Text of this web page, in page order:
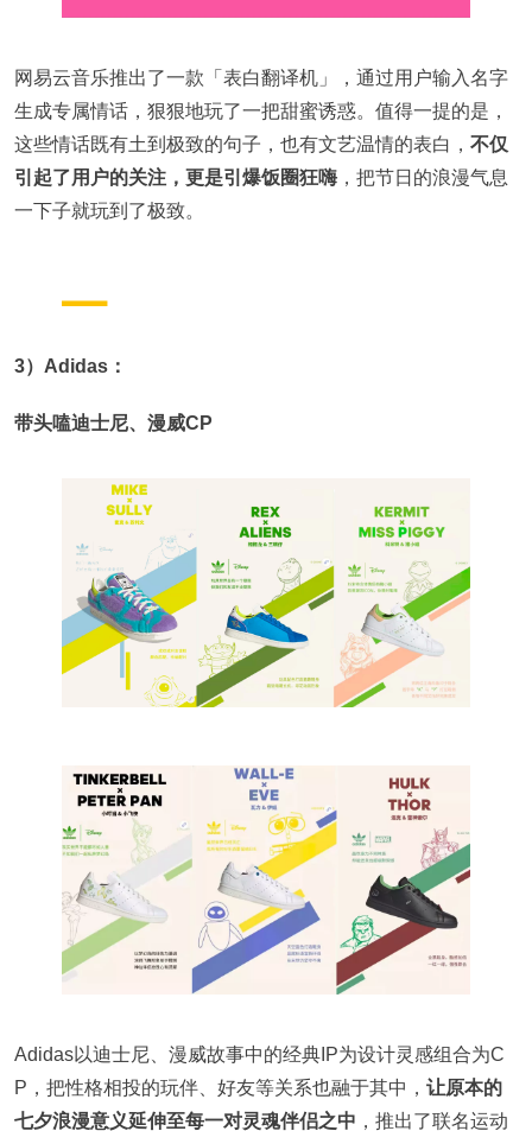
网易云音乐推出了一款「表白翻译机」，通过用户输入名字
生成专属情话，狠狠地玩了一把甜蜜诱惑。值得一提的是，
这些情话既有土到极致的句子，也有文艺温情的表白， 不仅
引起了用户的关注，更是引爆饭圈狂嗨 ，把节日的浪漫气息
一下子就玩到了极致。
3）Adidas：
带头嗑迪士尼、漫威CP
Adidas以迪士尼、漫威故事中的经典IP为设计灵感组合为C
P，把性格相投的玩伴、好友等关系也融于其中， 让原本的
七夕浪漫意义延伸至每一对灵魂伴侣之中 ，推出了联名运动